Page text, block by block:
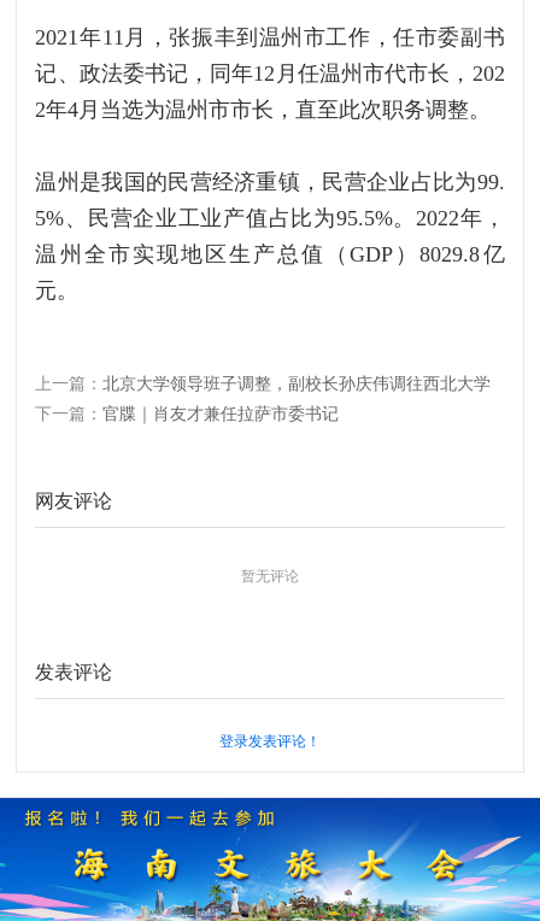
2021年11月，张振丰到温州市工作，任市委副书
记、政法委书记，同年12月任温州市代市长，202
2年4月当选为温州市市长，直至此次职务调整。‍‍‍
温州是我国的民营经济重镇，民营企业占比为99.
5%、民营企业工业产值占比为95.5%。2022年，
温州全市实现地区生产总值（GDP）8029.8亿
元。
上一篇：北京大学领导班子调整，副校长孙庆伟调往西北大学
下一篇：官牒｜肖友才兼任拉萨市委书记
网友评论
暂无评论
发表评论
登录发表评论！